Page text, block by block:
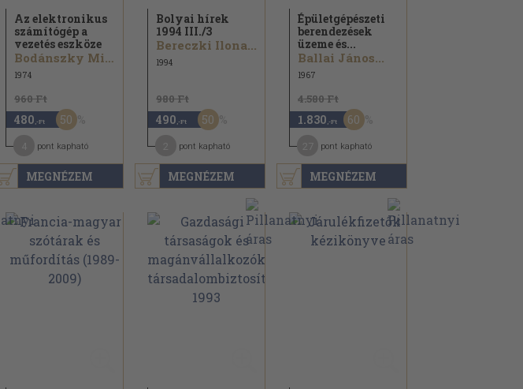
MEGNÉZEM
Az elektronikus
számítógép a
vezetés eszköze
Bodánszky Miklósné...
1974
960 Ft
480 ,-Ft 50
pont kapható
MEGNÉZEM
Bolyai hírek
1994 III./3
Bereczki Ilona...
1994
980 Ft
490 ,-Ft 50
pont kapható
MEGNÉZEM
Épületgépészeti
berendezések
üzeme és...
Ballai János...
1967
4.580 Ft
1.830 ,-Ft 60
pont kapható